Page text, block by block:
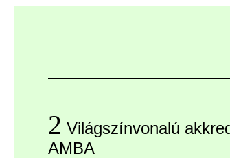
2 Világszínvonalú
AMBA